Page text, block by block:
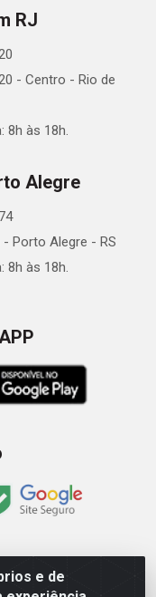
e de
RJ
- Centro - Rio de
8h às 18h.
Alegre
Porto Alegre - RS
8h às 18h.
Queiróz, 274